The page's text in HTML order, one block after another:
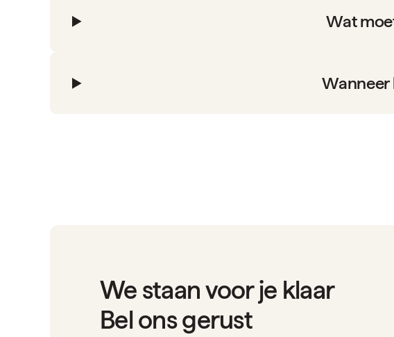
Wat
Wanneer
We staan voor je klaar
Bel ons gerust